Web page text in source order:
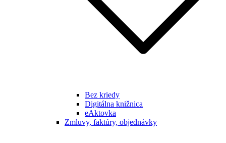
Bez kriedy
Digitálna knižnica
eAktovka
Zmluvy, faktúry, objednávky